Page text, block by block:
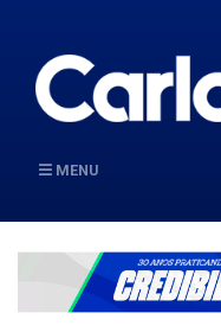
MENU